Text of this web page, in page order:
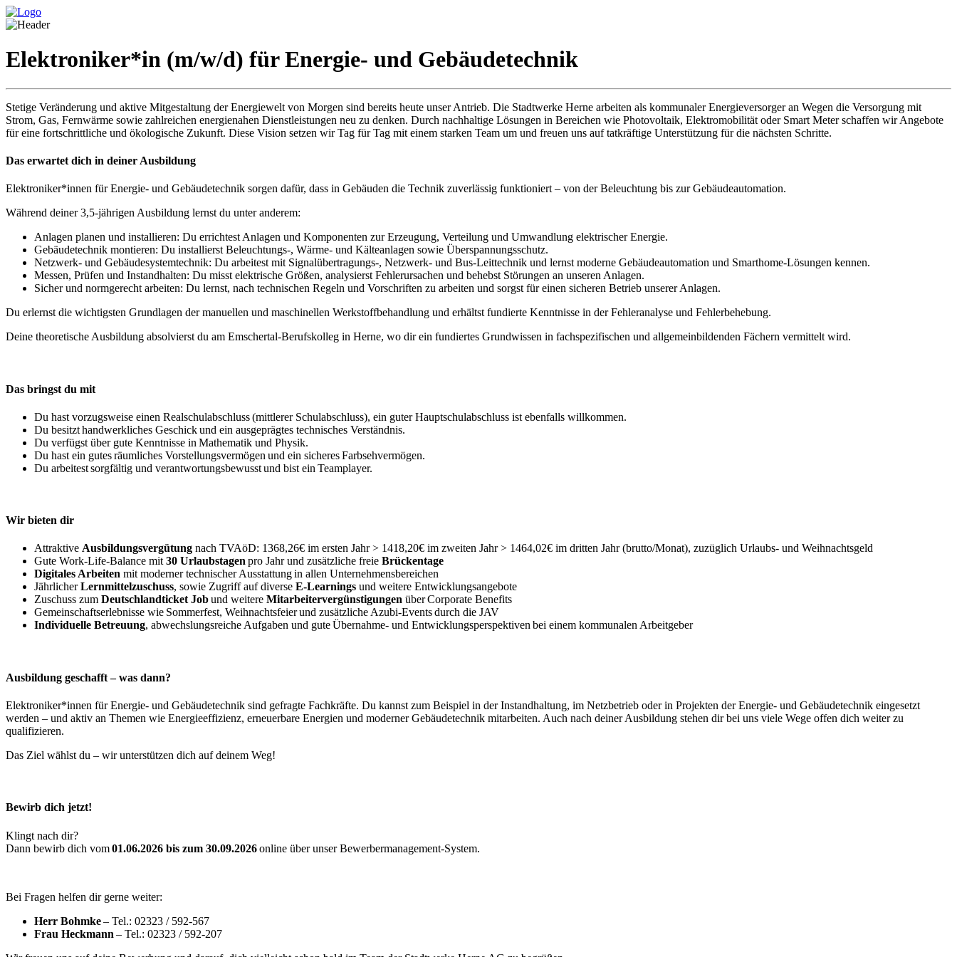
Elektroniker*in (m/w/d) für Energie- und Gebäudetechnik
Stetige Veränderung und aktive Mitgestaltung der Energiewelt von Morgen sind bereits heute unser Antrieb. Die Stadtwerke Herne arbeiten als kommunaler Energieversorger an Wegen die Versorgung mit
Strom, Gas, Fernwärme sowie zahlreichen energienahen Dienstleistungen neu zu denken. Durch nachhaltige Lösungen in Bereichen wie Photovoltaik, Elektromobilität oder Smart Meter schaffen wir Angebote
für eine fortschrittliche und ökologische Zukunft. Diese Vision setzen wir Tag für Tag mit einem starken Team um und freuen uns auf tatkräftige Unterstützung für die nächsten Schritte.
Das erwartet dich in deiner Ausbildung
Elektroniker*innen für Energie- und Gebäudetechnik sorgen dafür, dass in Gebäuden die Technik zuverlässig funktioniert – von der Beleuchtung bis zur Gebäudeautomation.
Während deiner 3,5-jährigen Ausbildung lernst du unter anderem:
Anlagen planen und installieren: Du errichtest Anlagen und Komponenten zur Erzeugung, Verteilung und Umwandlung elektrischer Energie.
Gebäudetechnik montieren: Du installierst Beleuchtungs-, Wärme- und Kälteanlagen sowie Überspannungsschutz.
Netzwerk- und Gebäudesystemtechnik: Du arbeitest mit Signalübertragungs-, Netzwerk- und Bus-Leittechnik und lernst moderne Gebäudeautomation und Smarthome-Lösungen kennen.
Messen, Prüfen und Instandhalten: Du misst elektrische Größen, analysierst Fehlerursachen und behebst Störungen an unseren Anlagen.
Sicher und normgerecht arbeiten: Du lernst, nach technischen Regeln und Vorschriften zu arbeiten und sorgst für einen sicheren Betrieb unserer Anlagen.
Du erlernst die wichtigsten Grundlagen der manuellen und maschinellen Werkstoffbehandlung und erhältst fundierte Kenntnisse in der Fehleranalyse und Fehlerbehebung.
Deine theoretische Ausbildung absolvierst du am Emschertal-Berufskolleg in Herne, wo dir ein fundiertes Grundwissen in fachspezifischen und allgemeinbildenden Fächern vermittelt wird.
Das bringst du mit
Du hast vorzugsweise einen Realschulabschluss (mittlerer Schulabschluss), ein guter Hauptschulabschluss ist ebenfalls willkommen.
Du besitzt handwerkliches Geschick und ein ausgeprägtes technisches Verständnis.
Du verfügst über gute Kenntnisse in Mathematik und Physik.
Du hast ein gutes räumliches Vorstellungsvermögen und ein sicheres Farbsehvermögen.
Du arbeitest sorgfältig und verantwortungsbewusst und bist ein Teamplayer.
Wir bieten dir
Attraktive Ausbildungsvergütung nach TVAöD: 1368,26€ im ersten Jahr > 1418,20€ im zweiten Jahr > 1464,02€ im dritten Jahr (brutto/Monat), zuzüglich Urlaubs- und Weihnachtsgeld
Gute Work-Life-Balance mit30 Urlaubstagenpro Jahr und zusätzliche freie Brückentage
Digitales Arbeiten mit moderner technischer Ausstattung in allen Unternehmensbereichen
JährlicherLernmittelzuschuss, sowie Zugriff auf diverse E-Learnings und weitere Entwicklungsangebote
Zuschuss zum Deutschlandticket Jobund weitere Mitarbeitervergünstigungen über Corporate Benefits
Gemeinschaftserlebnisse wie Sommerfest, Weihnachtsfeier und zusätzliche Azubi-Events durch die JAV
Individuelle Betreuung, abwechslungsreiche Aufgaben und gute Übernahme- und Entwicklungsperspektiven bei einem kommunalen Arbeitgeber
Ausbildung geschafft – was dann?
Elektroniker*innen für Energie- und Gebäudetechnik sind gefragte Fachkräfte. Du kannst zum Beispiel in der Instandhaltung, im Netzbetrieb oder in Projekten der Energie- und Gebäudetechnik eingesetzt
werden – und aktiv an Themen wie Energieeffizienz, erneuerbare Energien und moderner Gebäudetechnik mitarbeiten. Auch nach deiner Ausbildung stehen dir bei uns viele Wege offen dich weiter zu
qualifizieren.
Das Ziel wählst du – wir unterstützen dich auf deinem Weg!
Bewirb dich jetzt!
Klingt nach dir?
Dann bewirb dich vom01.06.2026 bis zum 30.09.2026online über unser Bewerbermanagement-System.
Bei Fragen helfen dir gerne weiter:
Herr Bohmke– Tel.: 02323 / 592-567
Frau Heckmann – Tel.: 02323 / 592-207